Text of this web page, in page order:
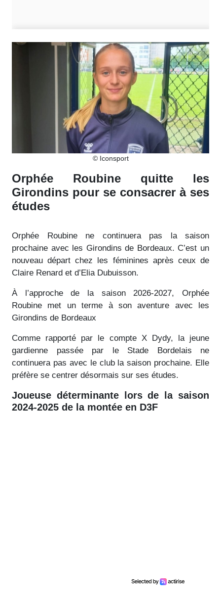
© Iconsport
Orphée Roubine quitte les
Girondins pour se consacrer à ses
études
Orphée Roubine ne continuera pas la saison
prochaine avec les Girondins de Bordeaux. C’est un
nouveau départ chez les féminines après ceux de
Claire Renard et d’Elia Dubuisson.
À l’approche de la saison 2026-2027, Orphée
Roubine met un terme à son aventure avec les
Girondins de Bordeaux
Comme rapporté par le compte X Dydy, la jeune
gardienne passée par le Stade Bordelais ne
continuera pas avec le club la saison prochaine. Elle
préfère se centrer désormais sur ses études.
Joueuse déterminante lors de la saison
2024-2025 de la montée en D3F